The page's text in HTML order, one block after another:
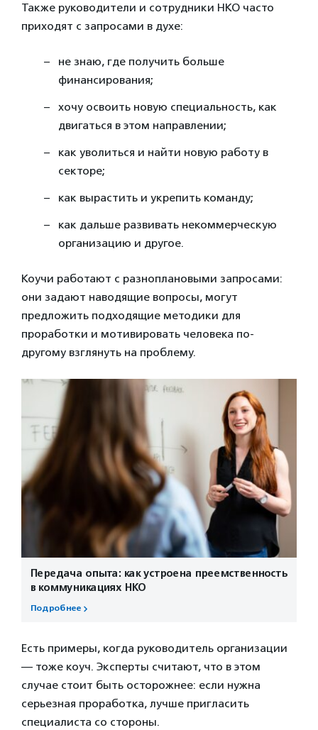
Также руководители и сотрудники НКО часто
приходят с запросами в духе:
не знаю, где получить больше
финансирования;
хочу освоить новую специальность, как
двигаться в этом направлении;
как уволиться и найти новую работу в
секторе;
как вырастить и укрепить команду;
как дальше развивать некоммерческую
организацию и другое.
Коучи работают с разноплановыми запросами:
они задают наводящие вопросы, могут
предложить подходящие методики для
проработки и мотивировать человека по-
другому взглянуть на проблему.
Передача опыта: как устроена преемственность
в коммуникациях НКО
Подробнее
Есть примеры, когда руководитель организации
— тоже коуч. Эксперты считают, что в этом
случае стоит быть осторожнее: если нужна
серьезная проработка, лучше пригласить
специалиста со стороны.